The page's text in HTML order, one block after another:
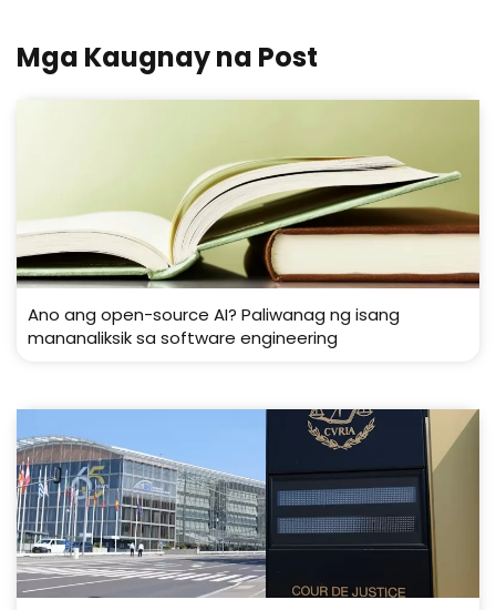
Mga Kaugnay na Post
Ano ang open-source AI? Paliwanag ng isang
mananaliksik sa software engineering